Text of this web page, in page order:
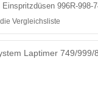
Einspritzdüsen 996R-998-
Vergleichsliste